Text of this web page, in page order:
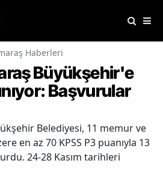
Haberleri
Büyükşehir'e
Başvurular
Belediyesi, 11 memur ve
en az 70 KPSS P3 puanıyla 13
24-28 Kasım tarihleri